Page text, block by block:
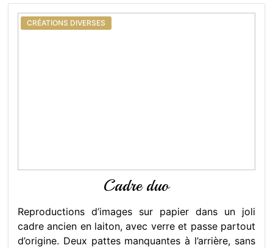
CRÉATIONS DIVERSES
Cadre duo
Reproductions d’images sur papier dans un joli
cadre ancien en laiton, avec verre et passe partout
d’origine. Deux pattes manquantes à l’arrière, sans